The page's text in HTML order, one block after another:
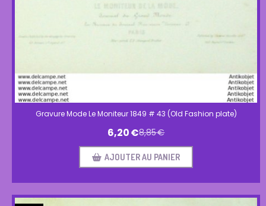
Gravure Mode Le Moniteur 1849 # 43 (Old Fashion plate)
6,20€8,85€
AJOUTER AU PANIER